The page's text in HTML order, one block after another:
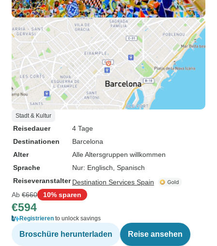
Stadt & Kultur
Reisedauer
4 Tage
Destinationen
Barcelona
Alter
Alle Altersgruppen willkommen
Sprache
Nur: Englisch, Spanisch
Reiseveranstalter Destination Services Spain
Ab €660 10% sparen
€594
Registrieren to unlock savings
Broschüre herunterladen Reise ansehen